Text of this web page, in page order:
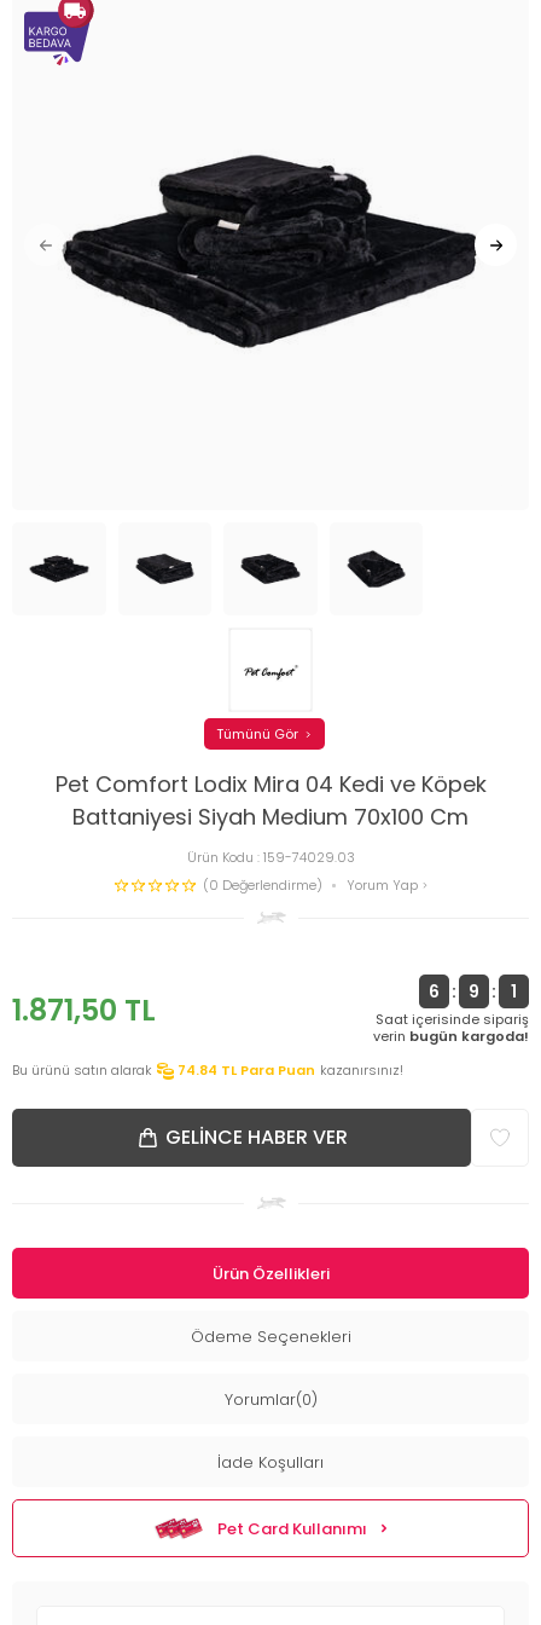
Pet Comfort Lodix Mira 04 Kedi ve Köpek
Battaniyesi Siyah Medium 70x100 Cm
Ürün Kodu :159-74029.03
(0 Değerlendirme)
Yorum Yap
Tümünü Gör
1.871,50 TL 6 : 9 : 0
Saat içerisinde sipariş
verin bugün kargoda!
Bu ürünü satın alarak
74.84 TL Para Puan kazanırsınız!
GELINCE HABER VER
Ürün Özellikleri
Ödeme Seçenekleri
Yorumlar(0)
İade Koşulları
Pet Card Kullanımı